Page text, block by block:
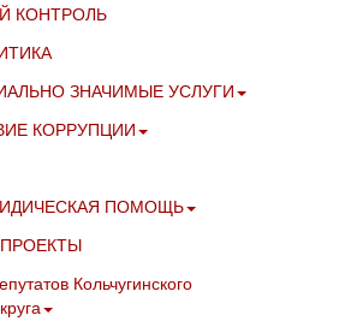
КОНТРОЛЬ
ЗНАЧИМЫЕ УСЛУГИ
КОРРУПЦИИ
ПОМОЩЬ
Кольчугинского